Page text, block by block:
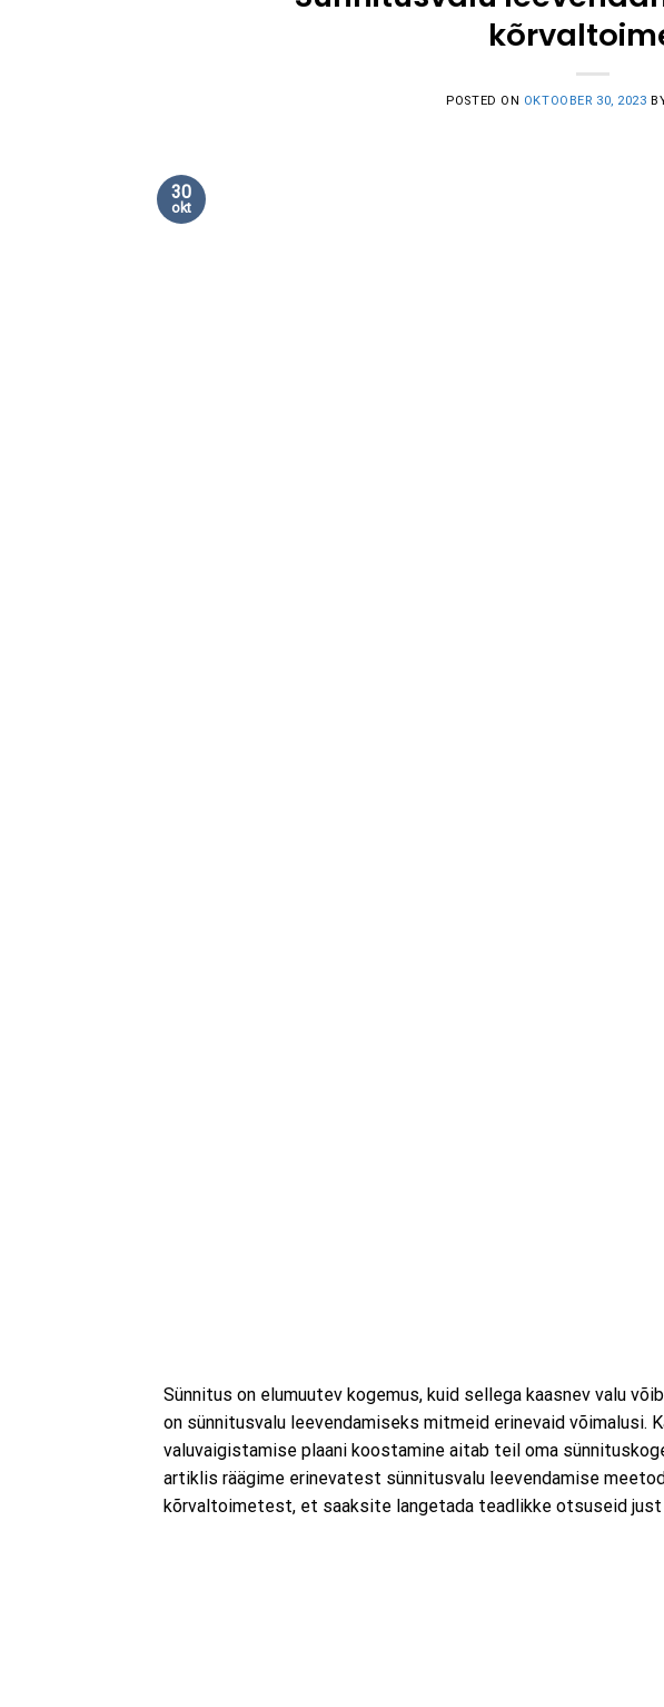
POSTED ON OKTOOBER 30, 2023
30
okt
Sünnitus on elumuutev kogemus, kuid sellega kaasnev valu
on sünnitusvalu leevendamiseks mitmeid erinevaid võimalusi.
valuvaigistamise plaani koostamine aitab teil oma
artiklis räägime erinevatest sünnitusvalu leevendamise
kõrvaltoimetest, et saaksite langetada teadlikke otsuseid